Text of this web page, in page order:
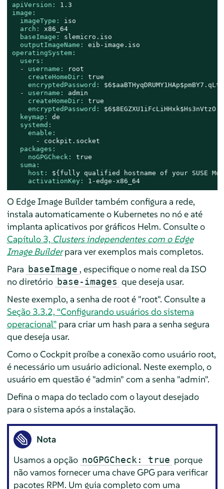
apiVersion:
1.3
image:
imageType:
iso
arch:
x86_64
baseImage:
slemicro.iso
outputImageName:
eib-image.iso
operatingSystem:
users:
-
username:
root
createHomeDir:
true
encryptedPassword:
-
username:
admin
createHomeDir:
true
encryptedPassword:
keymap:
de
systemd:
enable:
-
cockpit.socket
packages:
noGPGCheck:
true
suma:
host:
${fully qualified hostname of your SUSE
activationKey:
1 -edge-x86_64
O Edge Image Builder também configura a rede,
instala automaticamente o Kubernetes no nó e até
implanta aplicativos por gráficos Helm. Consulte o
Capítulo 3, Clusters independentes com o Edge
Image Builderpara ver exemplos mais completos.
Para baseImage , especifique o nome real da ISO
no diretório base-images que deseja usar.
Neste exemplo, a senha de root é "root". Consulte a
Seção 3.3.2, “Configurando usuários do sistema
operacional”para criar um hash para a senha segura
que deseja usar.
Como o Cockpit proíbe a conexão como usuário root,
é necessário um usuário adicional. Neste exemplo, o
usuário em questão é "admin" com a senha "admin".
Defina o mapa do teclado com o layout desejado
para o sistema após a instalação.
Nota
Usamos a opção noGPGCheck: true porque
não vamos fornecer uma chave GPG para verificar
pacotes RPM. Um guia completo com uma